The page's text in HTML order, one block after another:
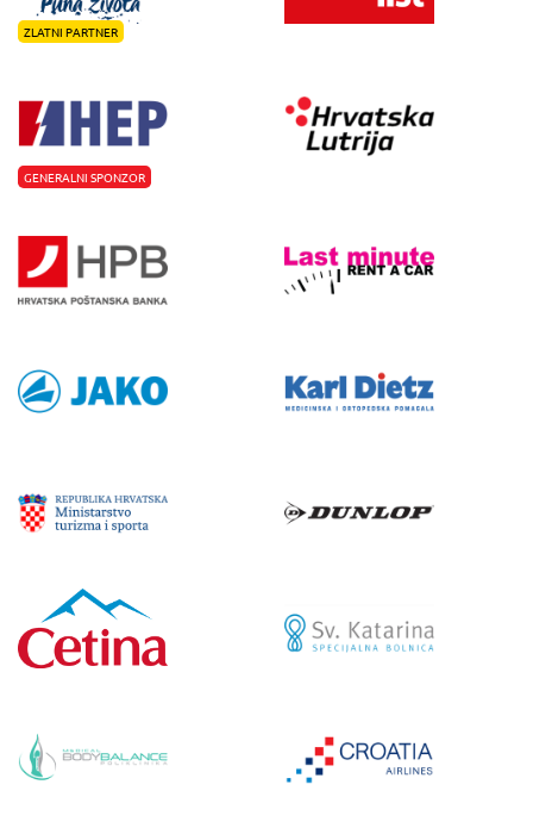
ZLATNI PARTNER
GENERALNI SPONZOR